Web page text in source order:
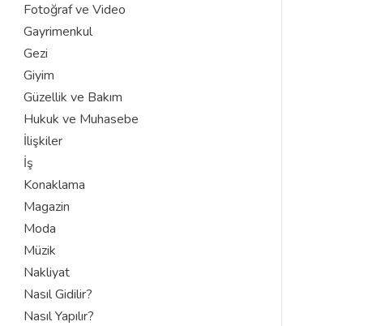
Fotoğraf ve Video
Gayrimenkul
Gezi
Giyim
Güzellik ve Bakım
Hukuk ve Muhasebe
İlişkiler
İş
Konaklama
Magazin
Moda
Müzik
Nakliyat
Nasıl Gidilir?
Nasıl Yapılır?